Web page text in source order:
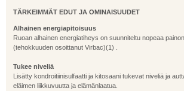
TÄRKEIMMÄT EDUT JA OMINAISUUDET
Alhainen energiapitoisuus
Ruoan alhainen energiatiheys on suunniteltu nopeaa
(tehokkuuden osoittanut Virbac)(1) .
Tukee niveliä
Lisätty kondroitiinisulfaatti ja kitosaani tukevat niveliä ja
eläimen liikkuvuutta ja elämänlaatua.